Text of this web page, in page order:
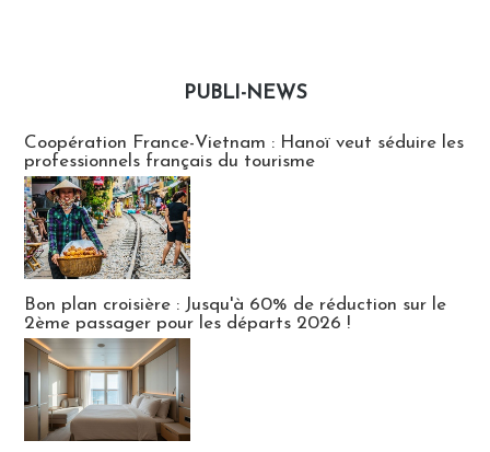
PUBLI-NEWS
Coopération France-Vietnam : Hanoï veut séduire les
professionnels français du tourisme
Bon plan croisière : Jusqu'à 60% de réduction sur le
2ème passager pour les départs 2026 !